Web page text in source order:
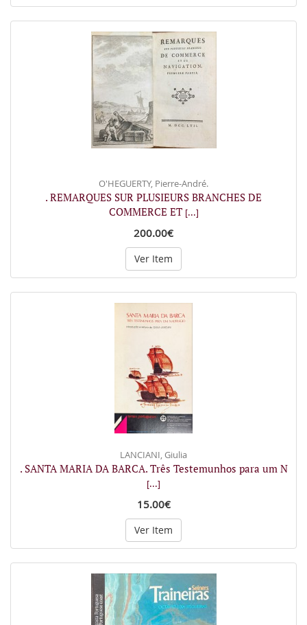
O'HEGUERTY, Pierre-André.
. REMARQUES SUR PLUSIEURS BRANCHES DE
COMMERCE ET [...]
200.00€
Ver Item
LANCIANI, Giulia
. SANTA MARIA DA BARCA. Três Testemunhos para um N
[...]
15.00€
Ver Item